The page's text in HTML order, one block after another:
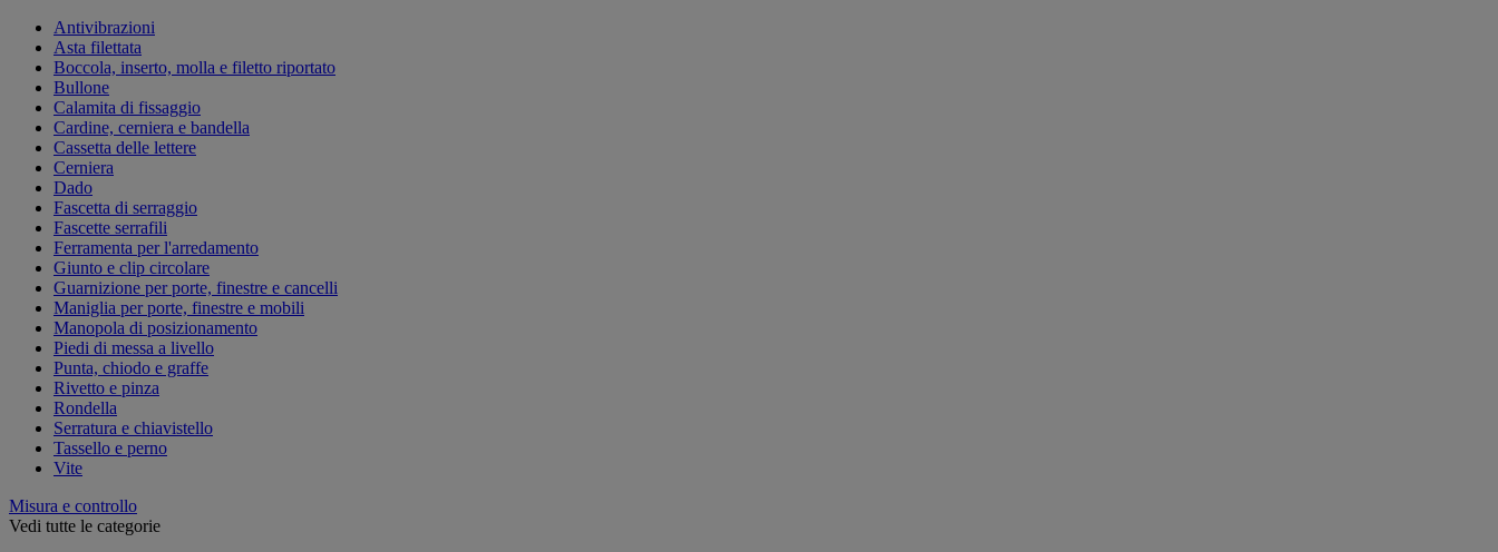
Antivibrazioni
Asta filettata
Boccola, inserto, molla e filetto riportato
Bullone
Calamita di fissaggio
Cardine, cerniera e bandella
Cassetta delle lettere
Cerniera
Dado
Fascetta di serraggio
Fascette serrafili
Ferramenta per l'arredamento
Giunto e clip circolare
Guarnizione per porte, finestre e cancelli
Maniglia per porte, finestre e mobili
Manopola di posizionamento
Piedi di messa a livello
Punta, chiodo e graffe
Rivetto e pinza
Rondella
Serratura e chiavistello
Tassello e perno
Vite
Misura e controllo
Vedi tutte le categorie